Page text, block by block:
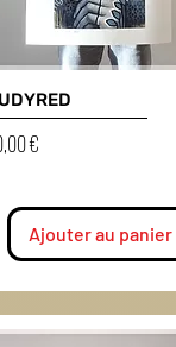
€
Ajouter au panier